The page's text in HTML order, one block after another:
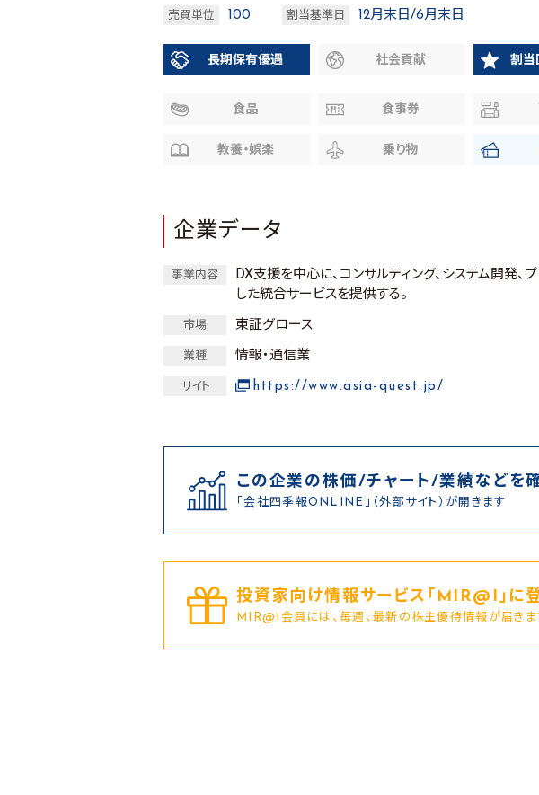
売買単位 100 割当基準日 12月末日/6月末日
長期保有優遇 社会貢献 割当
食品 食事券
教養・娯楽 乗り物
企業データ
事業内容
DX支援を中心に、コンサルティング、システム開発、
した統合サービスを提供する。
市場 東証グロース
業種 情報・通信業
サイト https://www.asia-quest.jp/
この企業の株価/チャート/業績などを
「会社四季報ONLINE」（外部サイト）が開きます
投資家向け情報サービス｢MIR@I｣に登
MIR@I会員には、毎週、最新の株主優待情報が届きま